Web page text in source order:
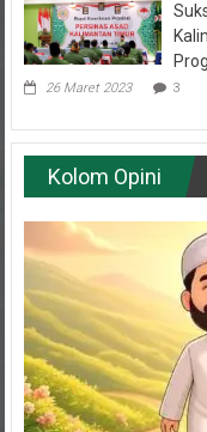
26 Maret 2023 3
Kolom Opini